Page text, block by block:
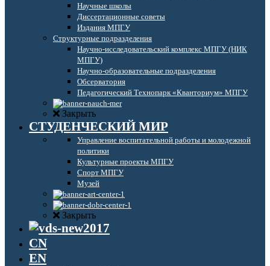
Научные школы
Диссертационные советы
Издания МПГУ
Структурные подразделения
Научно-исследовательский комплекс МПГУ (НИК
МПГУ)
Научно-образовательные подразделения
Обсерватория
Педагогический Технопарк «Кванториум» МПГУ
Закрыть
СТУДЕНЧЕСКИЙ МИР
Управление воспитательной работы и молодежной
политики
Культурные проекты МПГУ
Спорт МПГУ
Музей
Закрыть
CN
EN